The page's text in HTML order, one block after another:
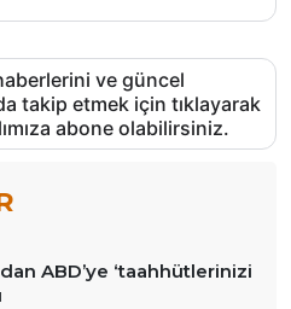
ve güncel
takip etmek için tıklayarak
abone olabilirsiniz.
ABD’ye ‘taahhütlerinizi